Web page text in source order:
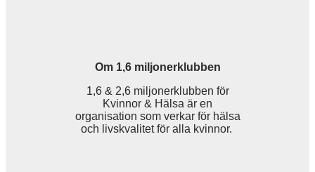
Om 1,6 miljonerklubben
1,6 & 2,6 miljonerklubben för
Kvinnor & Hälsa är en
organisation som verkar för hälsa
och livskvalitet för alla kvinnor.